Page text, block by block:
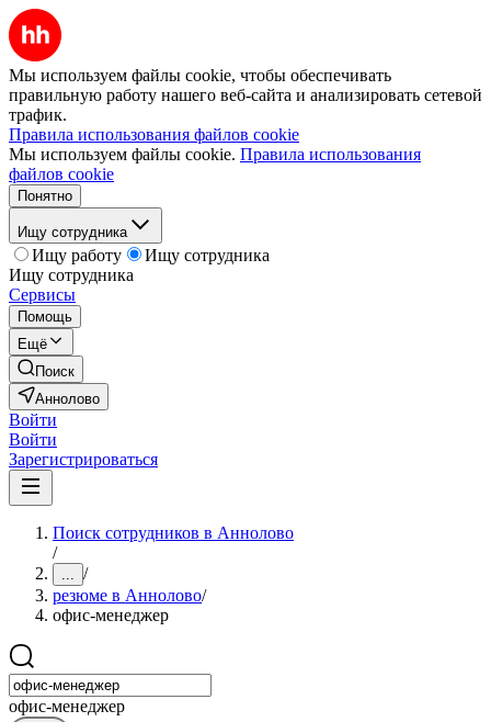
Мы используем файлы cookie, чтобы обеспечивать
правильную работу нашего веб-сайта и анализировать сетевой
трафик.
Правила использования файлов cookie
Мы используем файлы cookie. Правила использования
файлов cookie
Понятно
Ищу сотрудника
Ищу работу
Ищу сотрудника
Ищу сотрудника
Сервисы
Помощь
Ещё
Поиск
Аннолово
Войти
Войти
Зарегистрироваться
Поиск сотрудников в Аннолово
/
... /
резюме в Аннолово/
офис-менеджер
офис-менеджер